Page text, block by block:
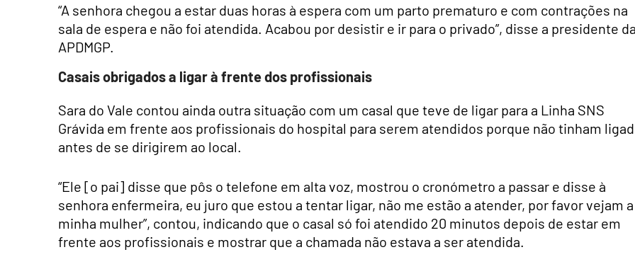
“A senhora chegou a estar duas horas à espera com um parto prematuro e com contrações na
sala de espera e não foi atendida. Acabou por desistir e ir para o privado”, disse a presidente
APDMGP.
Casais obrigados a ligar à frente dos profissionais
Sara do Vale contou ainda outra situação com um casal que teve de ligar para a Linha SNS
Grávida em frente aos profissionais do hospital para serem atendidos porque não tinham
antes de se dirigirem ao local.
“Ele [o pai] disse que pôs o telefone em alta voz, mostrou o cronómetro a passar e disse à
senhora enfermeira, eu juro que estou a tentar ligar, não me estão a atender, por favor vejam a
minha mulher”, contou, indicando que o casal só foi atendido 20 minutos depois de estar em
frente aos profissionais e mostrar que a chamada não estava a ser atendida.